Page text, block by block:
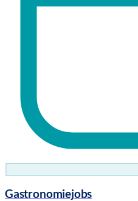
Gastronomiejobs